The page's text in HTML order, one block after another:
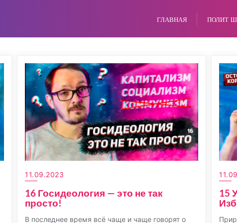
ГЛАВНАЯ ПОЛИТ
11.09.2023
16 Госидеология — это не так
просто!
В последнее время всё чаще и чаще говорят о
15